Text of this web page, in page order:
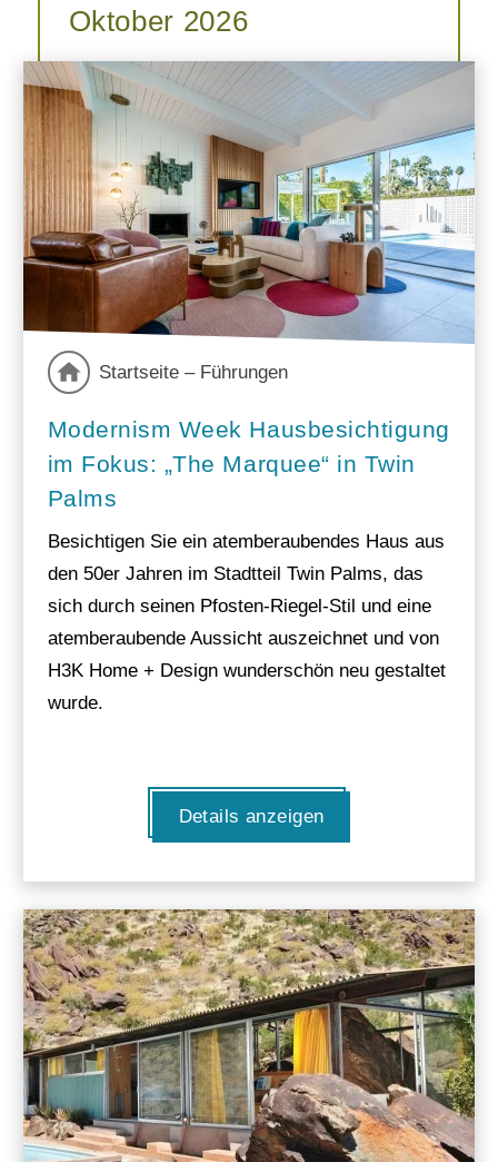
Oktober 2026
Startseite – Führungen
Modernism Week Hausbesichtigung
im Fokus: „The Marquee“ in Twin
Palms
Besichtigen Sie ein atemberaubendes Haus aus
den 50er Jahren im Stadtteil Twin Palms, das
sich durch seinen Pfosten-Riegel-Stil und eine
atemberaubende Aussicht auszeichnet und von
H3K Home + Design wunderschön neu gestaltet
wurde.
Details anzeigen